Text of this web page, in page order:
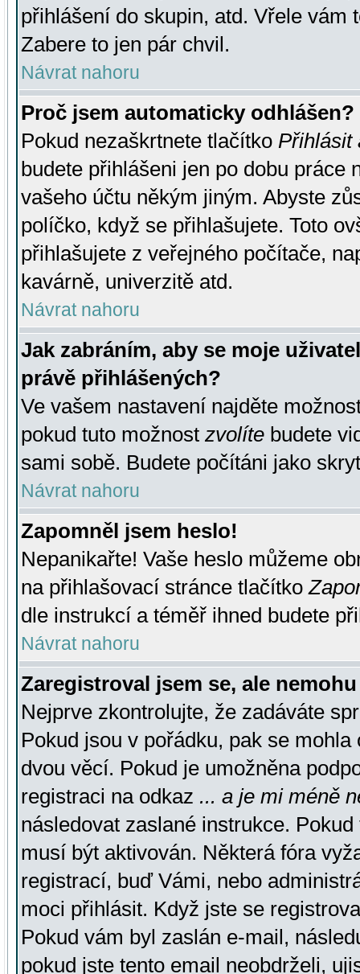
přihlášení do skupin, atd. Vřele vám
Zabere to jen pár chvil.
Návrat nahoru
Proč jsem automaticky odhlášen?
Pokud nezaškrtnete tlačítko Přihlásit
budete přihlášeni jen po dobu práce
vašeho účtu někým jiným. Abyste
políčko, když se přihlašujete. Toto
přihlašujete z veřejného počítače,
kavárně, univerzitě atd.
Návrat nahoru
Jak zabráním, aby se moje
právě přihlášených?
Ve vašem nastavení najděte
pokud tuto možnost zvolíte budete
sami sobě. Budete počítáni jako
Návrat nahoru
Zapomněl jsem heslo!
Nepanikařte! Vaše heslo můžeme
na přihlašovací stránce tlačítko
dle instrukcí a téměř ihned budete
Návrat nahoru
Zaregistroval jsem se, ale
Nejprve zkontrolujte, že zadáváte
Pokud jsou v pořádku, pak se
dvou věcí. Pokud je umožněna
registraci na odkaz ... a je mi méně
následovat zaslané instrukce.
musí být aktivován. Některá fóra
registrací, buď Vámi, nebo
moci přihlásit. Když jste se
Pokud vám byl zaslán e-mail,
pokud jste tento email neobdrželi,